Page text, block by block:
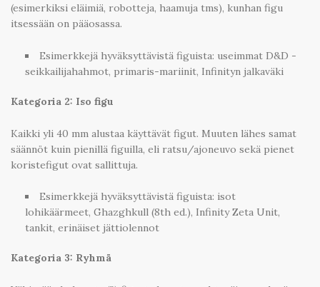
(esimerkiksi eläimiä, robotteja, haamuja tms), kunhan figu
itsessään on pääosassa.
Esimerkkejä hyväksyttävistä figuista: useimmat D&D -
seikkailijahahmot, primaris-mariinit, Infinityn jalkaväki
Kategoria 2: Iso figu
Kaikki yli 40 mm alustaa käyttävät figut. Muuten lähes samat
säännöt kuin pienillä figuilla, eli ratsu/ajoneuvo sekä pienet
koristefigut ovat sallittuja.
Esimerkkejä hyväksyttävistä figuista: isot
lohikäärmeet, Ghazghkull (8th ed.), Infinity Zeta Unit,
tankit, erinäiset jättiolennot
Kategoria 3: Ryhmä